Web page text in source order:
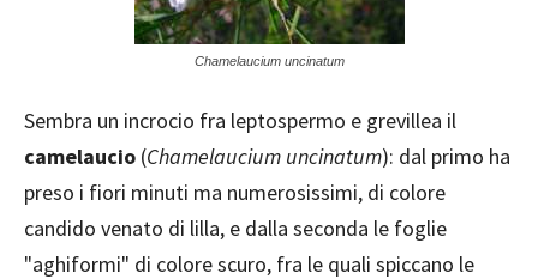
Chamelaucium uncinatum
Sembra un incrocio fra leptospermo e grevillea il
camelaucio (Chamelaucium uncinatum): dal primo ha
preso i fiori minuti ma numerosissimi, di colore
candido venato di lilla, e dalla seconda le foglie
"aghiformi" di colore scuro, fra le quali spiccano le